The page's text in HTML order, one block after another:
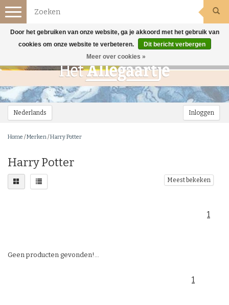
Nederlands Inloggen
Toggle
navigation
Home /Merken/Harry Potter
Harry Potter
Meest bekeken
1
Geen producten gevonden!...
1
Door het gebruiken van onze website, ga je akkoord met het gebruik van
cookies om onze website te verbeteren.
Dit bericht verbergen
Meer over cookies »